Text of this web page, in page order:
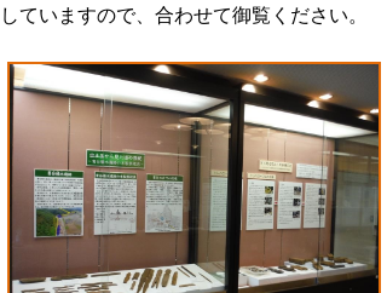
していますので、合わせて御覧ください。